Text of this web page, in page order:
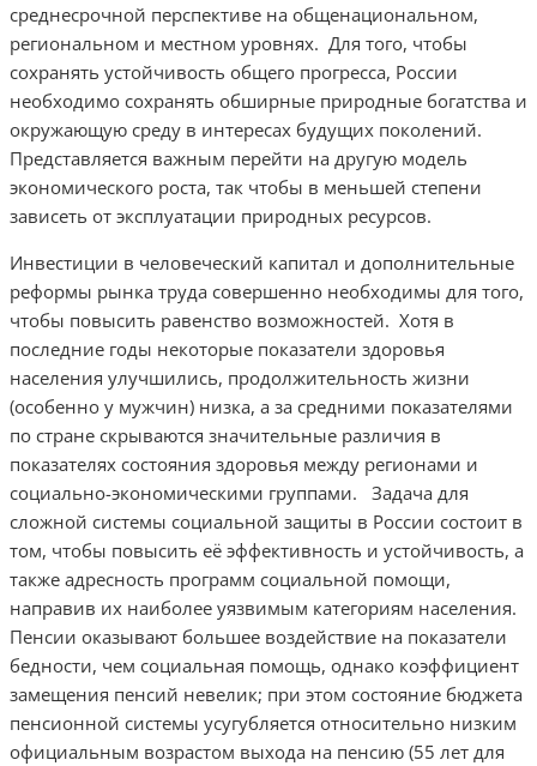
среднесрочной перспективе на общенациональном,
региональном и местном уровнях. Для того, чтобы
сохранять устойчивость общего прогресса, России
необходимо сохранять обширные природные богатства и
окружающую среду в интересах будущих поколений.
Представляется важным перейти на другую модель
экономического роста, так чтобы в меньшей степени
зависеть от эксплуатации природных ресурсов.
Инвестиции в человеческий капитал и дополнительные
реформы рынка труда совершенно необходимы для того,
чтобы повысить равенство возможностей. Хотя в
последние годы некоторые показатели здоровья
населения улучшились, продолжительность жизни
(особенно у мужчин) низка, а за средними показателями
по стране скрываются значительные различия в
показателях состояния здоровья между регионами и
социально-экономическими группами.
Задача для
сложной системы социальной защиты в России состоит в
том, чтобы повысить её эффективность и устойчивость, а
также адресность программ социальной помощи,
направив их наиболее уязвимым категориям населения.
Пенсии оказывают большее воздействие на показатели
бедности, чем социальная помощь, однако коэффициент
замещения пенсий невелик; при этом состояние бюджета
пенсионной системы усугубляется относительно низким
официальным возрастом выхода на пенсию (55 лет для